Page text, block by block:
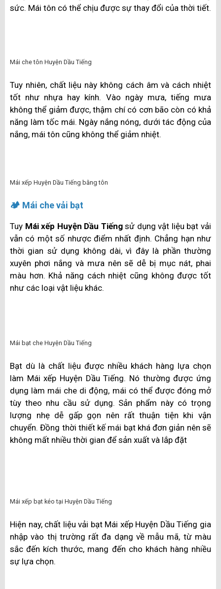
Mái che kính cường lực tại Huyện Dầu Tiếng
Tuy nhiên, do giá thành cao, trọng lượng lớn, lắp đặt và
bằng kính cường lực chỉ được một số ít khách hàng ưa
chuộng.
Mái xếp Huyện Dầu Tiếng bằng kính cường lực
🏠 Mái che tôn
Mái xếp Huyện Dầu Tiếng phù hợp với những khách
hàng có nhu cầu tiết kiệm chi phí, vì đây là vật liệu có
giá thành tương đối thấp và tuổi thọ cao. Thiết kế và